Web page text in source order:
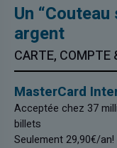
Un
argent
CARTE, COMPTE
MasterCard
Acceptée chez 37
billets
Seulement 29,90€/an!